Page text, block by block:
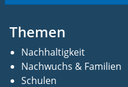
Themen
Nachhaltigkeit
Nachwuchs & Familien
Schulen